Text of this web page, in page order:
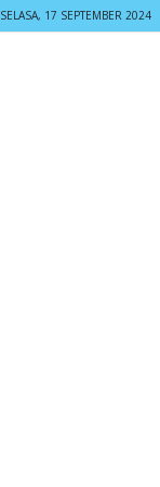
SELASA, 17 SEPTEMBER 2024